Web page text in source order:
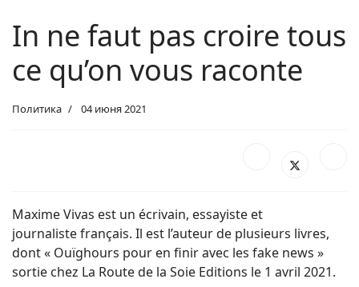
In ne faut pas croire tous
ce qu’on vous raconte
Политика 04 июня 2021
Maxime Vivas est un écrivain, essayiste et
journaliste français. Il est l’auteur de plusieurs livres,
dont « Ouïghours pour en finir avec les fake news »
sortie chez La Route de la Soie Editions le 1 avril 2021.